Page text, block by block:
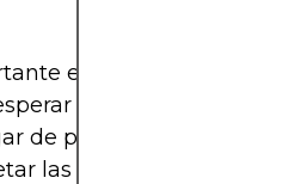
en el comercio en
a que el precio se
de perseguir
las pérdidas por parada